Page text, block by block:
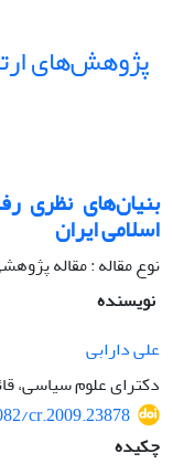
پژوهش‌های
بنیان‌های نظری
اسلامی ایران
نوع مقاله : مقاله
نویسنده
علی دارابی
دکترای علوم سیاسی،
cr.2009.23878
چکیده